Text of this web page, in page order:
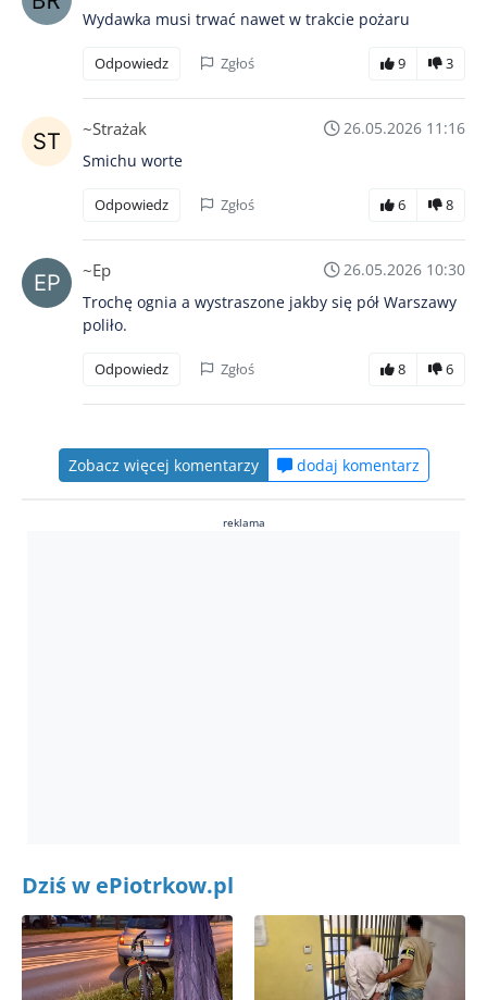
Wydawka musi trwać nawet w trakcie pożaru
Odpowiedz Zgłoś 9 3
~Strażak
26.05.2026 11:16
Smichu worte
Odpowiedz Zgłoś 6 8
~Ep
26.05.2026 10:30
Trochę ognia a wystraszone jakby się pół Warszawy
poliło.
Odpowiedz Zgłoś 8 6
Zobacz więcej komentarzy dodaj komentarz
reklama
Dziś w ePiotrkow.pl